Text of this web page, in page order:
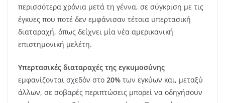
περισσότερα χρόνια μετά τη γέννα, σε σύγκριση με τις
έγκυες που ποτέ δεν εμφάνισαν τέτοια υπερτασική
διαταραχή, όπως δείχνει μία νέα αμερικανική
επιστημονική μελέτη.
Υπερτασικές διαταραχές της εγκυμοσύνης
εμφανίζονται σχεδόν στο 20% των εγκύων και, μεταξύ
άλλων, σε σοβαρές περιπτώσεις μπορεί να οδηγήσουν